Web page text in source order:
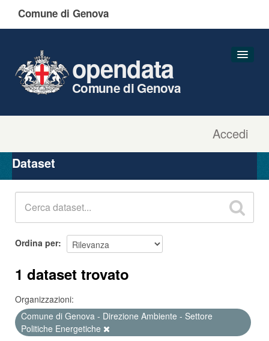
Comune di Genova
Accedi
opendata
Comune di Genova
Organizzazioni
Gruppi
Dataset
Ordina per
1 dataset trovato
Organizzazioni:
Comune di Genova - Direzione Ambiente - Settore
Politiche Energetiche